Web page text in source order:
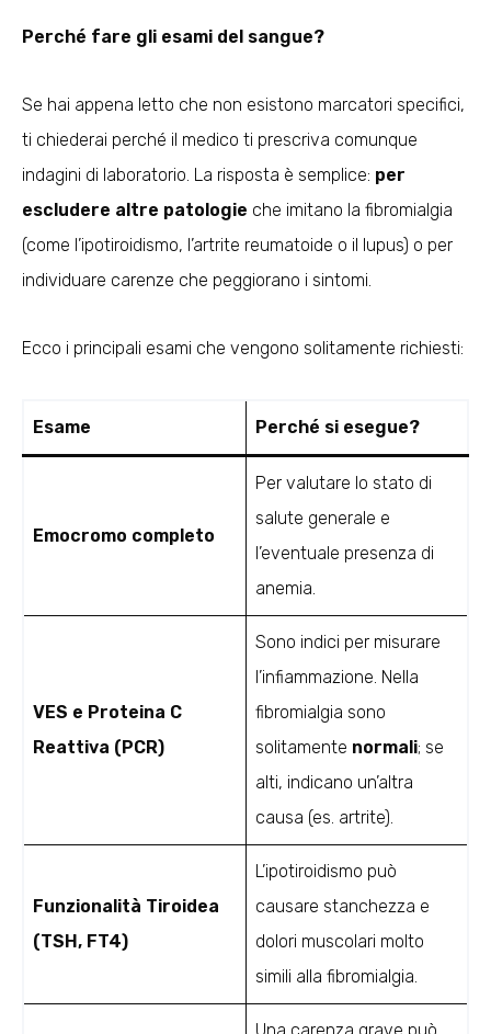
Perché fare gli esami del sangue?
Se hai appena letto che non esistono marcatori specifici,
ti chiederai perché il medico ti prescriva comunque
indagini di laboratorio. La risposta è semplice: per
escludere altre patologie che imitano la fibromialgia
(come l’ipotiroidismo, l’artrite reumatoide o il lupus) o per
individuare carenze che peggiorano i sintomi.
Ecco i principali esami che vengono solitamente richiesti:
Esame Perché si esegue?
Emocromo completo
Per valutare lo stato di
salute generale e
l’eventuale presenza di
anemia.
VES e Proteina C
Reattiva (PCR)
Sono indici per misurare
l’infiammazione. Nella
fibromialgia sono
solitamente normali; se
alti, indicano un’altra
causa (es. artrite).
Funzionalità Tiroidea
(TSH, FT4)
L’ipotiroidismo può
causare stanchezza e
dolori muscolari molto
simili alla fibromialgia.
Una carenza grave può